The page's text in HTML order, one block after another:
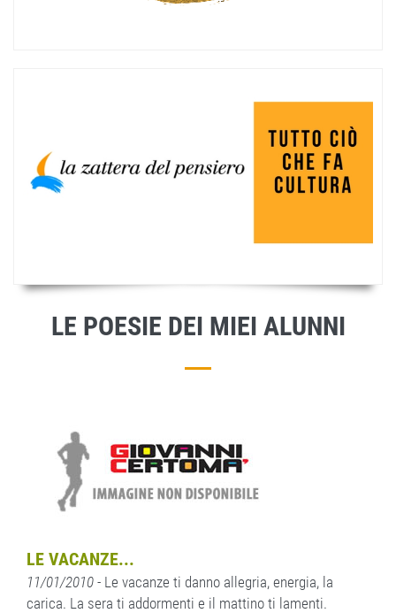
LE POESIE DEI MIEI ALUNNI
LE VACANZE...
11/01/2010 - Le vacanze ti danno allegria, energia, la
carica. La sera ti addormenti e il mattino ti lamenti.